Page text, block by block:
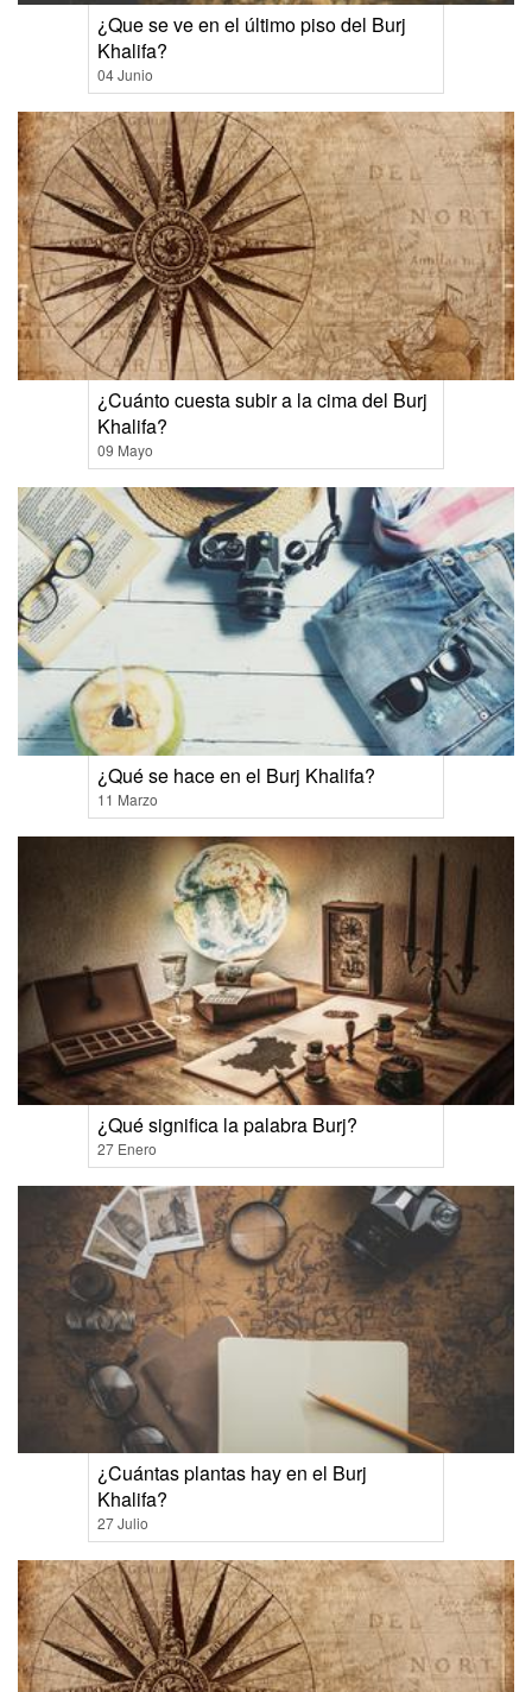
¿Que se ve en el último piso del Burj
Khalifa?
04 Junio
¿Cuánto cuesta subir a la cima del Burj
Khalifa?
09 Mayo
¿Qué se hace en el Burj Khalifa?
11 Marzo
¿Qué significa la palabra Burj?
27 Enero
¿Cuántas plantas hay en el Burj
Khalifa?
27 Julio